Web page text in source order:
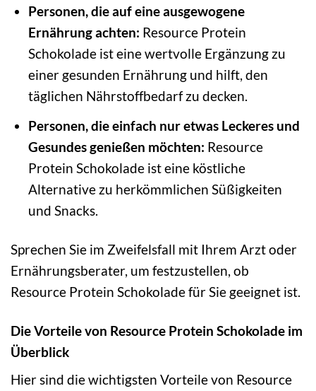
Personen, die auf eine ausgewogene
Ernährung achten: Resource Protein
Schokolade ist eine wertvolle Ergänzung zu
einer gesunden Ernährung und hilft, den
täglichen Nährstoffbedarf zu decken.
Personen, die einfach nur etwas Leckeres und
Gesundes genießen möchten: Resource
Protein Schokolade ist eine köstliche
Alternative zu herkömmlichen Süßigkeiten
und Snacks.
Sprechen Sie im Zweifelsfall mit Ihrem Arzt oder
Ernährungsberater, um festzustellen, ob
Resource Protein Schokolade für Sie geeignet ist.
Die Vorteile von Resource Protein Schokolade im
Überblick
Hier sind die wichtigsten Vorteile von Resource